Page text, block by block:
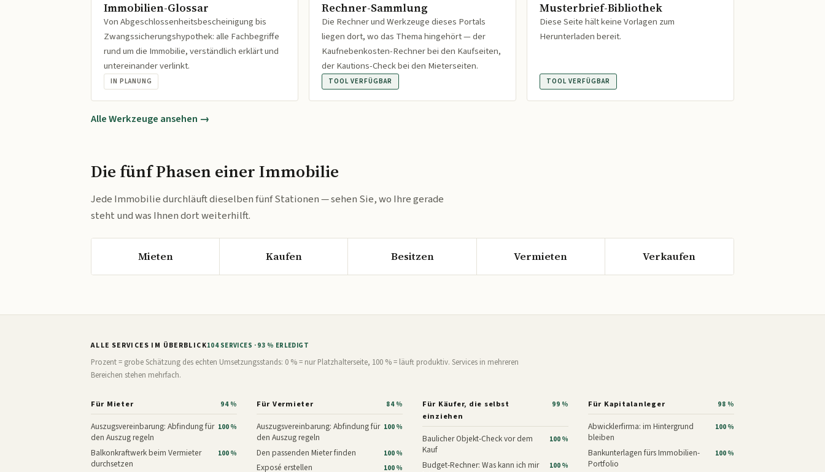
Immobilien-Glossar
Von Abgeschlossenheitsbescheinigung bis
Zwangssicherungshypothek: alle Fachbegriffe
rund um die Immobilie, verständlich erklärt und
untereinander verlinkt.
IN PLANUNG
Rechner-Sammlung
Die Rechner und Werkzeuge dieses Portals
liegen dort, wo das Thema hingehört — der
Kaufnebenkosten-Rechner bei den Kaufseiten,
der Kautions-Check bei den Mieterseiten.
TOOL VERFÜGBAR
Musterbrief-Bibliothek
Diese Seite hält keine Vorlagen zum
Herunterladen bereit.
TOOL VERFÜGBAR
Alle Werkzeuge ansehen →
Die fünf Phasen einer Immobilie
Jede Immobilie durchläuft dieselben fünf Stationen — sehen Sie, wo Ihre gerade
steht und was Ihnen dort weiterhilft.
Mieten Kaufen Besitzen Vermieten Verkaufen
ALLE SERVICES IM ÜBERBLICK104 SERVICES · 93 % ERLEDIGT
Prozent = grobe Schätzung des echten Umsetzungsstands: 0 % = nur Platzhalterseite, 100 % = läuft produktiv. Services in mehreren
Bereichen stehen mehrfach.
Für Mieter 94 %
Auszugsvereinbarung: Abfindung für
den Auszug regeln
100 %
Balkonkraftwerk beim Vermieter
durchsetzen
100 %
Für Vermieter 84 %
Auszugsvereinbarung: Abfindung für
den Auszug regeln
100 %
Den passenden Mieter finden 100 %
Exposé erstellen 100 %
Für Käufer, die selbst
einziehen
99 %
Baulicher Objekt-Check vor dem
Kauf
100 %
Budget-Rechner: Was kann ich mir
100 %
Für Kapitalanleger 98 %
Abwicklerfirma: im Hintergrund
bleiben
100 %
Bankunterlagen fürs Immobilien-
Portfolio
100 %